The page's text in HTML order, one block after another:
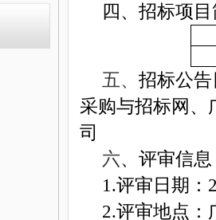
四、招标项
五、 招标公
采购与招标网、
司
六、评审信息
1.评审日期：
2.评审地点：